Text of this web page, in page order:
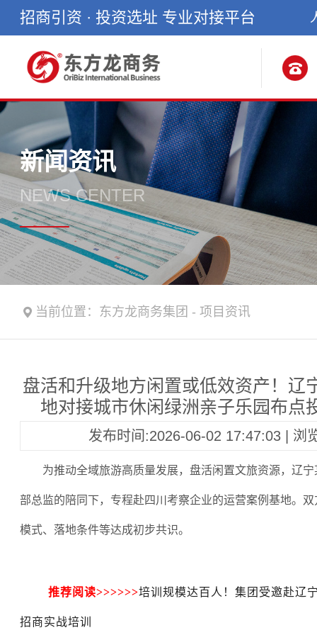
招商引资 · 投资选址 专业对接平台
新闻资讯
NEWS CENTER
当前位置： 东方龙商务集团 - 项目资讯
盘活和升级地方闲置或低效资产！辽
地对接城市休闲绿洲亲子乐园布点
发布时间:2026-06-02 17:47:03 | 浏
为推动全域旅游高质量发展，盘活闲置文旅资源，辽宁
部总监的陪同下，专程赴四川考察企业的运营案例基地。双
模式、落地条件等达成初步共识。
推荐阅读>>>>>>培训规模达百人！集团受邀赴辽
招商实战培训